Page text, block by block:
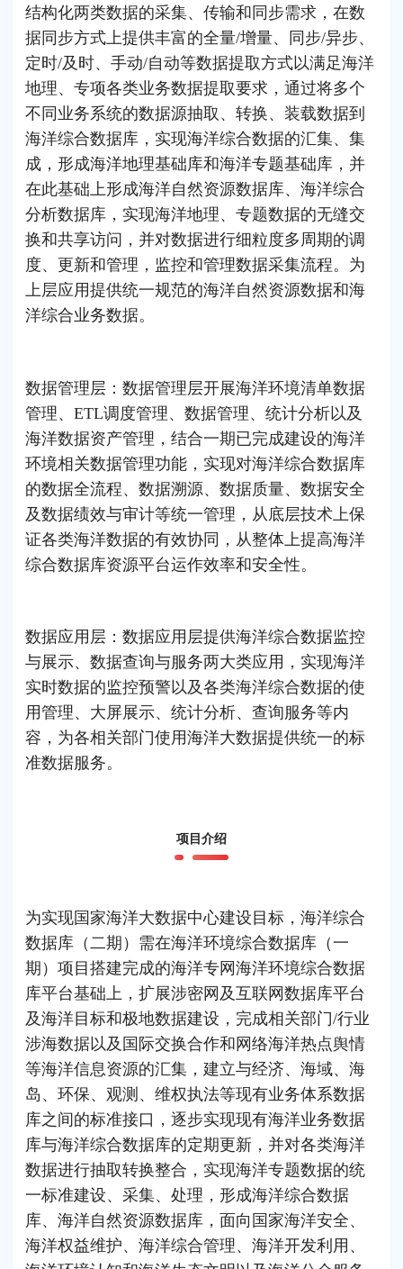
结构化两类数据的采集、传输和同步需求，在数
据同步方式上提供丰富的全量/增量、同步/异步、
定时/及时、手动/自动等数据提取方式以满足海洋
地理、专项各类业务数据提取要求，通过将多个
不同业务系统的数据源抽取、转换、装载数据到
海洋综合数据库，实现海洋综合数据的汇集、集
成，形成海洋地理基础库和海洋专题基础库，并
在此基础上形成海洋自然资源数据库、海洋综合
分析数据库，实现海洋地理、专题数据的无缝交
换和共享访问，并对数据进行细粒度多周期的调
度、更新和管理，监控和管理数据采集流程。为
上层应用提供统一规范的海洋自然资源数据和海
洋综合业务数据。
数据管理层：数据管理层开展海洋环境清单数据
管理、ETL调度管理、数据管理、统计分析以及
海洋数据资产管理，结合一期已完成建设的海洋
环境相关数据管理功能，实现对海洋综合数据库
的数据全流程、数据溯源、数据质量、数据安全
及数据绩效与审计等统一管理，从底层技术上保
证各类海洋数据的有效协同，从整体上提高海洋
综合数据库资源平台运作效率和安全性。
数据应用层：数据应用层提供海洋综合数据监控
与展示、数据查询与服务两大类应用，实现海洋
实时数据的监控预警以及各类海洋综合数据的使
用管理、大屏展示、统计分析、查询服务等内
容，为各相关部门使用海洋大数据提供统一的标
准数据服务。
项目介绍
为实现国家海洋大数据中心建设目标，海洋综合
数据库（二期）需在海洋环境综合数据库（一
期）项目搭建完成的海洋专网海洋环境综合数据
库平台基础上，扩展涉密网及互联网数据库平台
及海洋目标和极地数据建设，完成相关部门/行业
涉海数据以及国际交换合作和网络海洋热点舆情
等海洋信息资源的汇集，建立与经济、海域、海
岛、环保、观测、维权执法等现有业务体系数据
库之间的标准接口，逐步实现现有海洋业务数据
库与海洋综合数据库的定期更新，并对各类海洋
数据进行抽取转换整合，实现海洋专题数据的统
一标准建设、采集、处理，形成海洋综合数据
库、海洋自然资源数据库，面向国家海洋安全、
海洋权益维护、海洋综合管理、海洋开发利用、